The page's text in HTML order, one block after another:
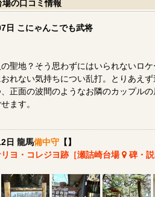
場の口コミ情報
日 こにゃんこでも武将
聖地？そう思わずにはいられないロ
れない気持ちについ乱打。とりあえ
正面の波間のようなお隣のカップル
ます。
日 龍馬備中守【】
ヨ・コレジヨ跡［瀬詰崎台場
碑・説